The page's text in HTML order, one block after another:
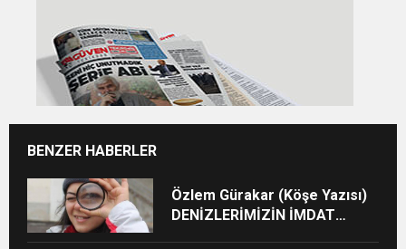
BENZER HABERLER
Özlem Gürakar (Köşe Yazısı)
DENİZLERİMİZİN İMDAT